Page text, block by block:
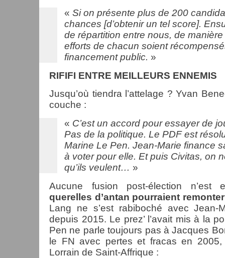
« Si on présente plus de 200
chances [d’obtenir un tel score].
de répartition entre nous, de
efforts de chacun soient
financement public. »
RIFIFI ENTRE MEILLEURS ENNEMIS
Jusqu’où tiendra l’attelage ? Yvan
couche :
« C’est un accord pour essayer de
Pas de la politique. Le PDFest
Marine Le Pen. Jean-Marie finance
à voter pour elle. Et puis Civitas, on
qu’ils veulent… »
Aucune fusion post-élection
querelles d’antan pourraient
Lang ne s’est rabiboché avec Jean-
depuis 2015. Le prez’ l’avait mis à la
Pen ne parle toujours pas à Jacques
le FN avec pertes et fracas en 2005,
Lorrain de Saint-Affrique :